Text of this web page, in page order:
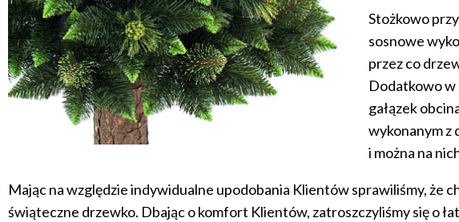
Stożkowo
sosnowe
przez co
Dodatkowo w
gałązek
wykonanym z
i można na
Mając na względzie indywidualne upodobania Klientów sprawiliśmy, że
świąteczne drzewko. Dbając o komfort Klientów, zatroszczyliśmy się o